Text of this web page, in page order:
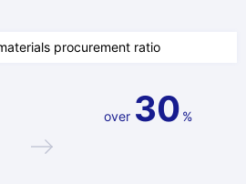
procurement ratio
over 30 %